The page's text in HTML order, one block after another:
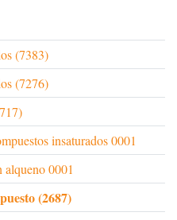
(7383)
(7276)
insaturados 0001
alqueno 0001
(2687)